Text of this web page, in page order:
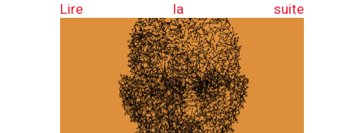
Lire la suite